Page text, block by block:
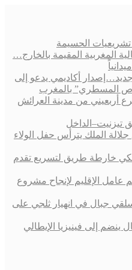
الحسيمة
المغربية المقيمة بالخارج…
أكاديمي يدعو إلى
المسطري” بالمغرب
من مدينة العرائش
تيزنيت–الداخل
الملك يترأس حفل الولاء
خارطة طريق لتسريع تقدم
الإقليم لإنجاح مشروع
جبال في انهيار ثلجي على
ينضم إلى فينيزيا الإيطالي